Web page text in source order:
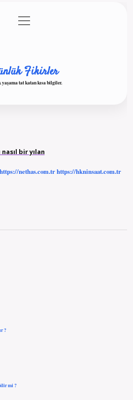
Gizlilik Politikası
menüyü
aç
Fikirler
yaşama tat katan kısa bilgiler.
nasıl bir yılan
https://nethas.com.trhttps://hkninsaat.com.tr
?
mi ?